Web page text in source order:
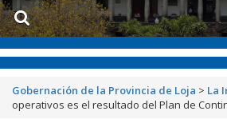
Gobernación de la Provincia de Loja > La
operativos es el resultado del Plan de